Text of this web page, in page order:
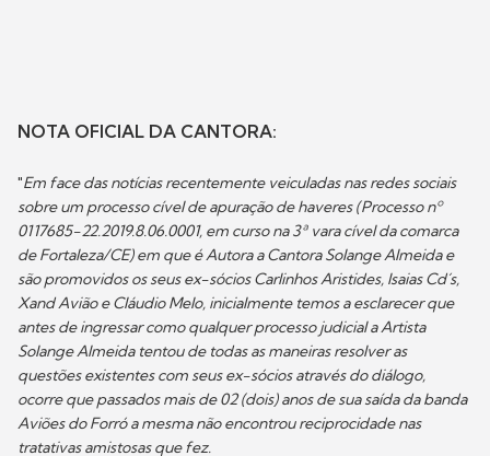
NOTA OFICIAL DA CANTORA:
"Em face das notícias recentemente veiculadas nas redes sociais
sobre um processo cível de apuração de haveres (Processo nº
0117685-22.2019.8.06.0001, em curso na 3ª vara cível da comarca
de Fortaleza/CE) em que é Autora a Cantora Solange Almeida e
são promovidos os seus ex-sócios Carlinhos Aristides, Isaias Cd´s,
Xand Avião e Cláudio Melo, inicialmente temos a esclarecer que
antes de ingressar como qualquer processo judicial a Artista
Solange Almeida tentou de todas as maneiras resolver as
questões existentes com seus ex-sócios através do diálogo,
ocorre que passados mais de 02 (dois) anos de sua saída da banda
Aviões do Forró a mesma não encontrou reciprocidade nas
tratativas amistosas que fez.